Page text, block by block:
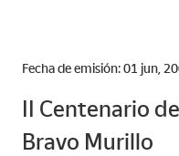
Fecha de emisión: 01 jun,
II Centenario
Bravo Murillo